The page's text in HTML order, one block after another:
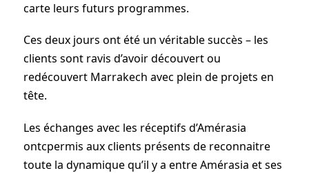
carte leurs futurs programmes.
Ces deux jours ont été un véritable succès – les
clients sont ravis d’avoir découvert ou
redécouvert Marrakech avec plein de projets en
tête.
Les échanges avec les réceptifs d’Amérasia
ontcpermis aux clients présents de reconnaitre
toute la dynamique qu’il y a entre Amérasia et ses